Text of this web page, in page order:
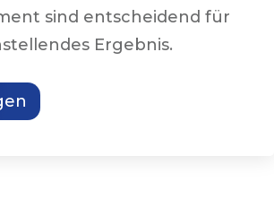
sind entscheidend für
Ergebnis.